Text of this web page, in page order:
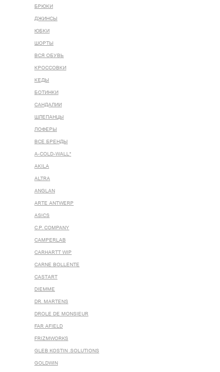
БРЮКИ
ДЖИНСЫ
ЮБКИ
ШОРТЫ
ВСЯ ОБУВЬ
КРОССОВКИ
КЕДЫ
БОТИНКИ
САНДАЛИИ
ШЛЕПАНЦЫ
ЛОФЕРЫ
ВСЕ БРЕНДЫ
A-COLD-WALL*
AKILA
ALTRA
ANGLAN
ARTE ANTWERP
ASICS
C.P. COMPANY
CAMPERLAB
CARHARTT WIP
CARNE BOLLENTE
CASTART
DIEMME
DR. MARTENS
DROLE DE MONSIEUR
FAR AFIELD
FRIZMWORKS
GLEB KOSTIN .SOLUTIONS
GOLDWIN